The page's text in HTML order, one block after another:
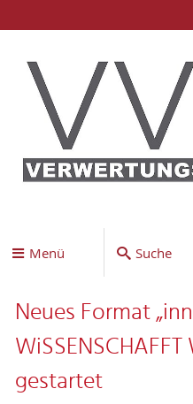
Menü Suche
Neues Format
WiSSENSCHAFFT
gestartet